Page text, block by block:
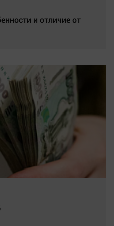
и отличие от